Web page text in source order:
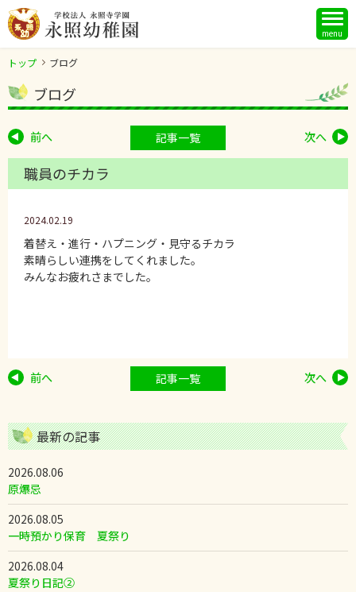
menu
トップ ブログ
ブログ
前へ 次へ
記事一覧
職員のチカラ
2024.02.19
着替え・進行・ハプニング・見守るチカラ
素晴らしい連携をしてくれました。
みんなお疲れさまでした。
前へ 次へ
記事一覧
最新の記事
2026.08.06
原爆忌
2026.08.05
一時預かり保育 夏祭り
2026.08.04
夏祭り日記②